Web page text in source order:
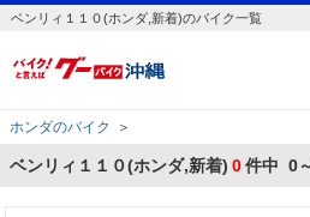
ベンリィ１１０(ホンダ,新着)のバイク一覧
ホンダのバイク ＞
ベンリィ１１０(ホンダ,新着) 0件中 0